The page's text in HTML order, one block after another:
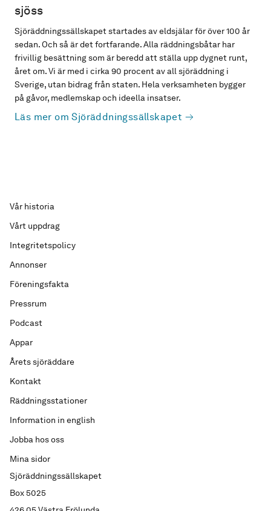
sjöss
Sjöräddningssällskapet startades av eldsjälar för över 100 år
sedan. Och så är det fortfarande. Alla räddningsbåtar har
frivillig besättning som är beredd att ställa upp dygnet runt,
året om. Vi är med i cirka 90 procent av all sjöräddning i
Sverige, utan bidrag från staten. Hela verksamheten bygger
på gåvor, medlemskap och ideella insatser.
Läs mer om Sjöräddningssällskapet
Sjöräddningssällskapet
Box 5025
Vår historia
Vårt uppdrag
Integritetspolicy
Annonser
Föreningsfakta
Pressrum
Podcast
Appar
Årets sjöräddare
Kontakt
Räddningsstationer
Information in english
Jobba hos oss
Mina sidor